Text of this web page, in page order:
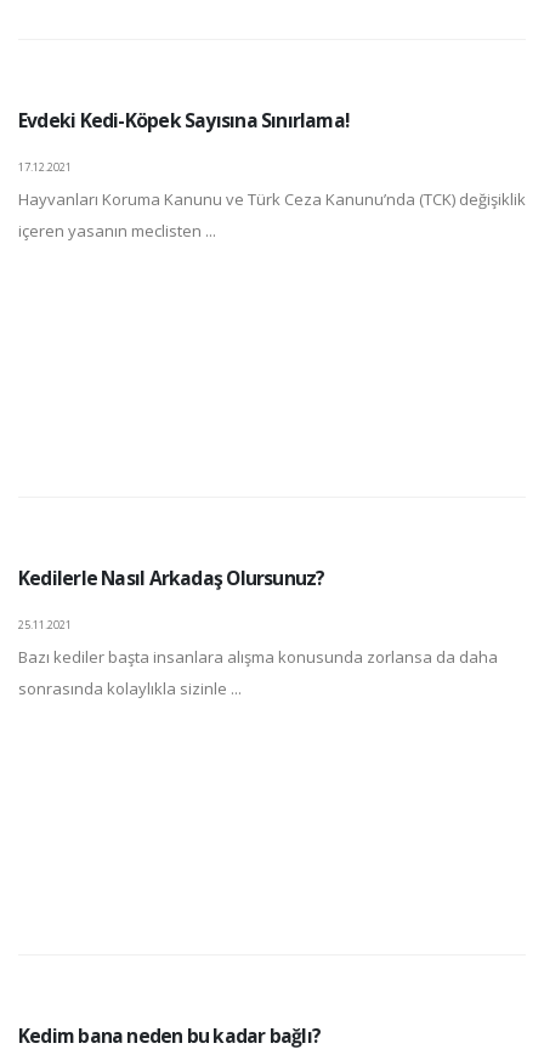
Evdeki Kedi-Köpek Sayısına Sınırlama!
17.12.2021
Hayvanları Koruma Kanunu ve Türk Ceza Kanunu’nda (TCK) değişiklik
içeren yasanın meclisten ...
Kedilerle Nasıl Arkadaş Olursunuz?
25.11.2021
Bazı kediler başta insanlara alışma konusunda zorlansa da daha
sonrasında kolaylıkla sizinle ...
Kedim bana neden bu kadar bağlı?